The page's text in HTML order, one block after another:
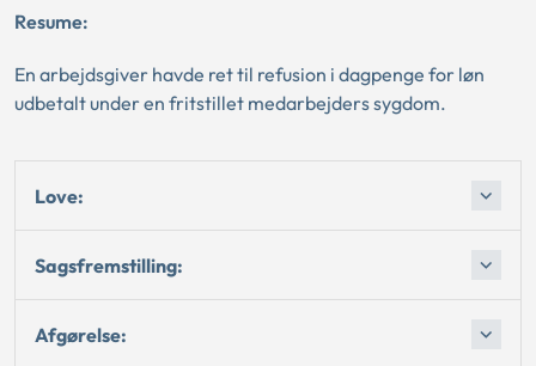
Resume:
En arbejdsgiver havde ret til refusion i dagpenge for løn
udbetalt under en fritstillet medarbejders sygdom.
Love:
Sagsfremstilling:
Afgørelse: